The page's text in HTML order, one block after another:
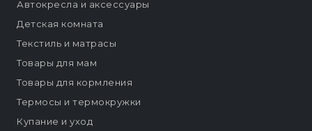
Автокресла и аксессуары
Детская комната
Текстиль и матрасы
Товары для мам
Товары для кормления
Термосы и термокружки
Купание и уход